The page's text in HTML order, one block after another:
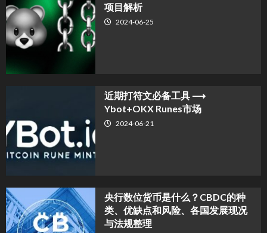
项目解析
2024-06-25
近期打符文必备工具 ⟶
Ybot+OKX Runes市场
2024-06-21
央行数位货币是什么？CBDC的种
类、优缺点和风险、各国发展现况
与法规整理